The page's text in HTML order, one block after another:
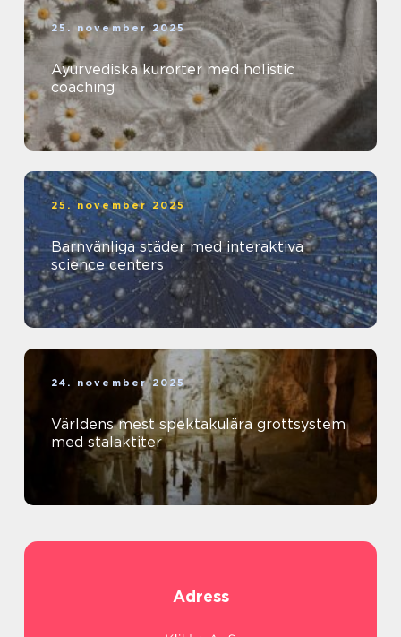
25. november 2025
Ayurvediska kurorter med holistic
coaching
25. november 2025
Barnvänliga städer med interaktiva
science centers
24. november 2025
Världens mest spektakulära grottsystem
med stalaktiter
Adress